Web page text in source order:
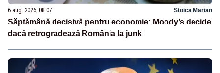
6 aug. 2026, 08:07 Stoica Marian
Săptămână decisivă pentru economie: Moody’s decide
dacă retrogradează România la junk